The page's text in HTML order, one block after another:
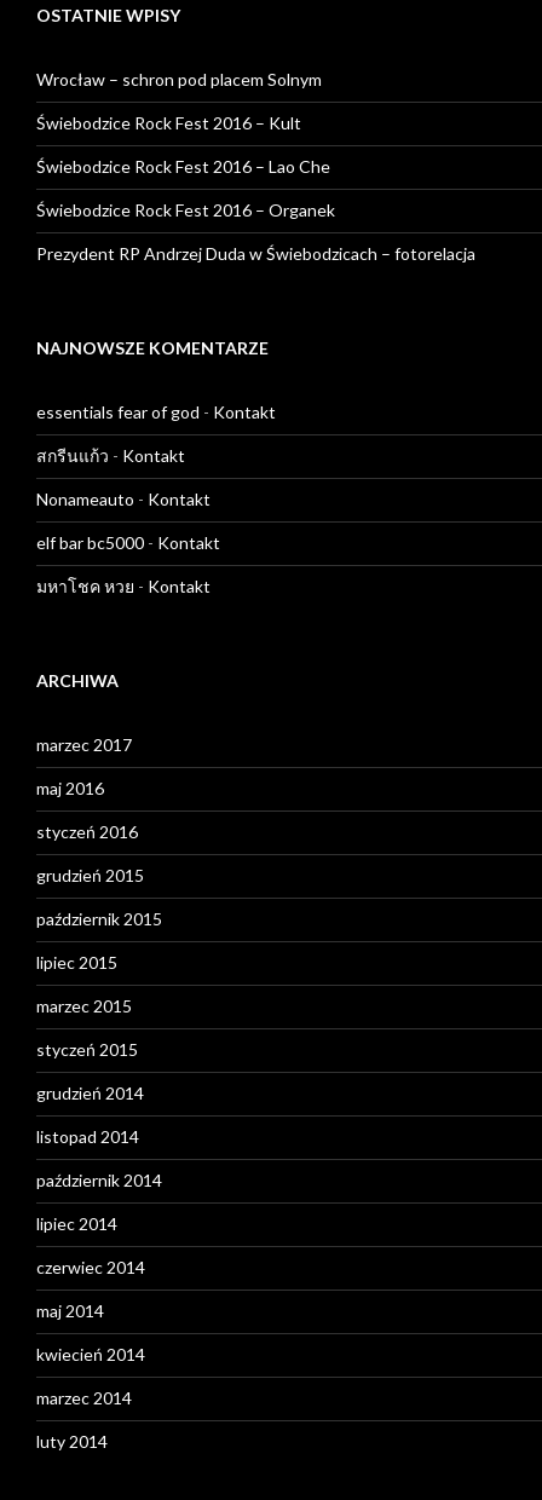
OSTATNIE WPISY
Wrocław – schron pod placem Solnym
Świebodzice Rock Fest 2016 – Kult
Świebodzice Rock Fest 2016 – Lao Che
Świebodzice Rock Fest 2016 – Organek
Prezydent RP Andrzej Duda w Świebodzicach – fotorelacja
NAJNOWSZE KOMENTARZE
essentials fear of god - Kontakt
สกรีนแก้ว - Kontakt
Nonameauto - Kontakt
elf bar bc5000 - Kontakt
มหาโชค หวย - Kontakt
ARCHIWA
marzec 2017
maj 2016
styczeń 2016
grudzień 2015
październik 2015
lipiec 2015
marzec 2015
styczeń 2015
grudzień 2014
listopad 2014
październik 2014
lipiec 2014
czerwiec 2014
maj 2014
kwiecień 2014
marzec 2014
luty 2014